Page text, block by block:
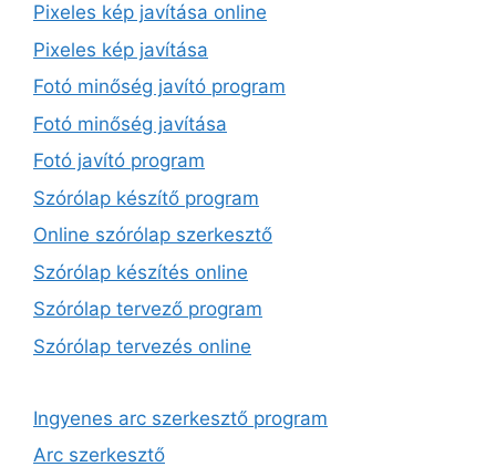
Pixeles kép javítása online
Pixeles kép javítása
Fotó minőség javító program
Fotó minőség javítása
Fotó javító program
Szórólap készítő program
Online szórólap szerkesztő
Szórólap készítés online
Szórólap tervező program
Szórólap tervezés online
Ingyenes arc szerkesztő program
Arc szerkesztő